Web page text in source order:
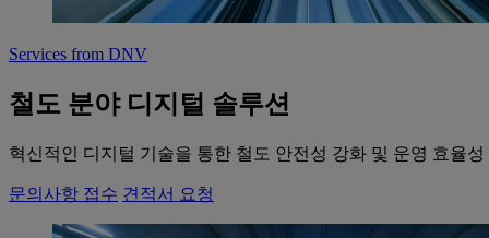
Services from DNV
철도 분야 디지털 솔루션
혁신적인 디지털 기술을 통한 철도 안전성 강화 및 운영 효율성
문의사항 접수 견적서 요청